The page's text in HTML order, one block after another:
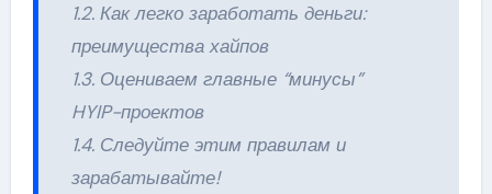
1.2. Как легко заработать деньги:
преимущества хайпов
1.3. Оцениваем главные “минусы”
HYIP-проектов
1.4. Следуйте этим правилам и
зарабатывайте!